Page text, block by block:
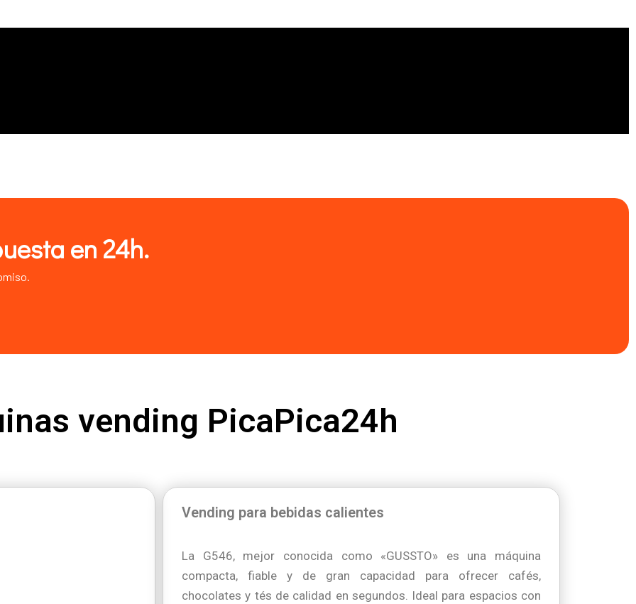
en 24h.
vending PicaPica24h
Vending para bebidas calientes
La G546, mejor conocida como «GUSSTO» es una máquina
compacta, fiable y de gran capacidad para ofrecer cafés,
chocolates y tés de calidad en segundos. Ideal para espacios con